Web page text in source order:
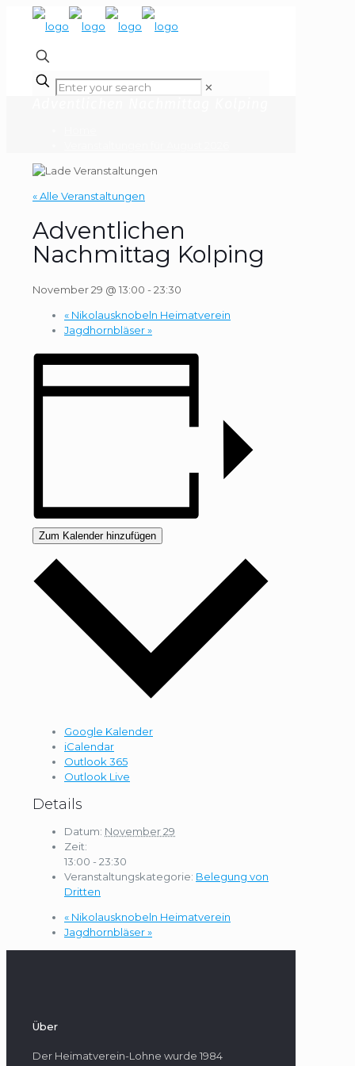
✕
« Alle Veranstaltungen
Adventlichen
Nachmittag Kolping
November 29 @ 13:00 -23:30
« Nikolausknobeln Heimatverein
Jagdhornbläser»
Zum Kalender hinzufügen
Google Kalender
iCalendar
Outlook 365
Outlook Live
Details
Datum: November 29
Zeit:
13:00 - 23:30
Veranstaltungskategorie: Belegung von
Dritten
« Nikolausknobeln Heimatverein
Jagdhornbläser»
Über
Der Heimatverein-Lohne wurde 1984